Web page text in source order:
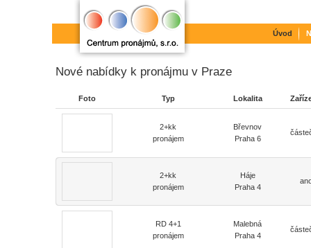
Nové nabídky k pronájmu v Praze
Foto Typ Lokalita
2+kk
pronájem
Břevnov
Praha 6
2+kk
pronájem
Háje
Praha 4
RD 4+1
pronájem
Malebná
Praha 4
Úvod